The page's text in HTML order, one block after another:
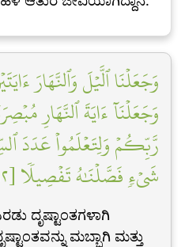
وَجَعَلۡنَا ٱلَّيۡلَ وَٱلنَّهَارَ
وَجَعَلۡنَآ ءَايَةَ ٱلنَّهَارِ
رَّبِّكُمۡ وَلِتَعۡلَمُواْ عَدَدَ
شَيۡءٖ فَصَّلۡنَٰهُ تَفۡصِيلٗا [١٢]
ದೃಷ್ಟಾಂತಗಳಾಗಿ
ಮಬ್ಬಾಗಿ ಮತ್ತು